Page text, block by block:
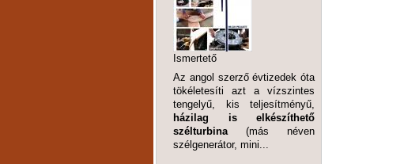
Ismertető
Az angol szerző évtizedek óta
tökéletesíti azt a vízszintes
tengelyű, kis teljesítményű,
házilag is elkészíthető
szélturbina (más néven
szélgenerátor, mini...